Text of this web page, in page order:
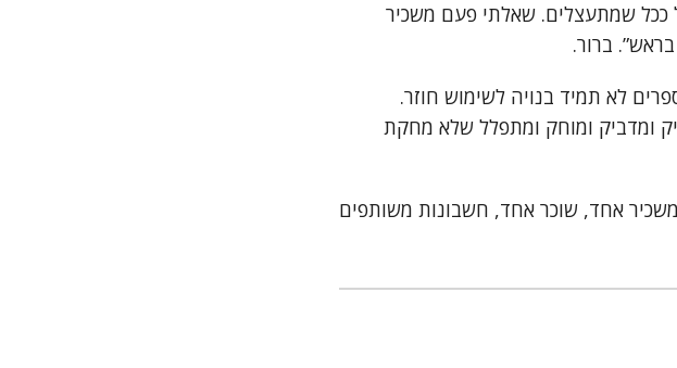
ככל שמתעצלים. שאלתי פעם משכיר
ברור.
לא תמיד בנויה לשימוש חוזר.
ומדביק ומוחק ומתפלל שלא מחקת
אחד, שוכר אחד, חשבונות משותפים